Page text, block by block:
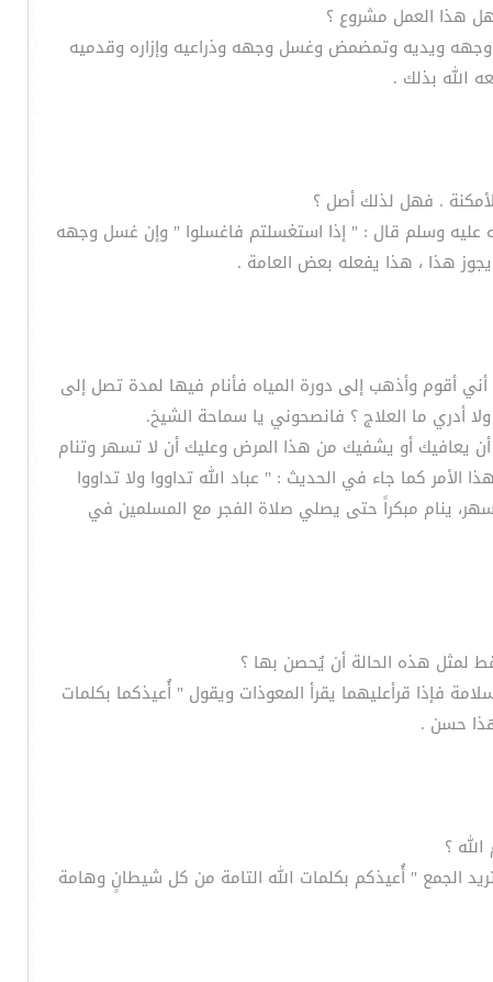
وجهه ويديه وتمضمض وغسل وجهه وذراعيه وإزاره وقدميه
الله بذلك .
عليه وسلم قال : " إذا استغسلتم فاغسلوا " وإن غسل وجهه
هذا ، هذا يفعله بعض العامة .
أقوم وأذهب إلى دورة المياه فأنام فيها لمدة تصل إلى
أن يعافيك أو يشفيك من هذا المرض وعليك أن لا تسهر وتنام
كما جاء في الحديث : " عباد الله تداووا ولا تداووا
ينام مبكراً حتى يصلي صلاة الفجر مع المسلمين في
فإذا قرأعليهما يقرأ المعوذات ويقول " أُعيذكما بكلمات
حسن .
الجمع " أُعيذكم بكلمات الله التامة من كل شيطانٍ وهامة